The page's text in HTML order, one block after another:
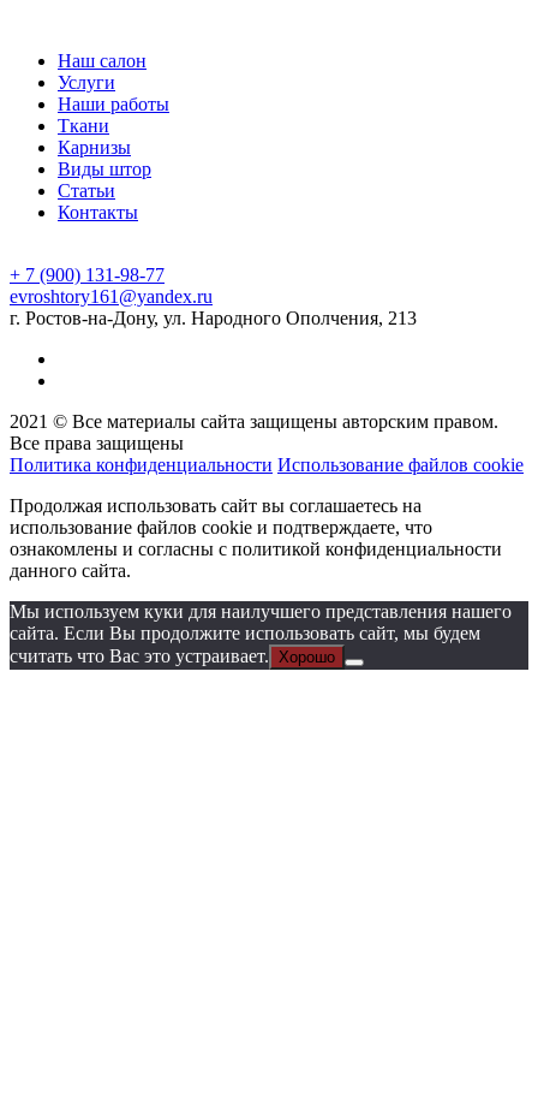
Наш салон
Услуги
Наши работы
Ткани
Карнизы
Виды штор
Статьи
Контакты
+ 7 (900) 131-98-77
evroshtory161@yandex.ru
г. Ростов-на-Дону, ул. Народного Ополчения, 213
2021 © Все материалы сайта защищены авторским правом.
Все права защищены
Политика конфиденциальности Использование файлов cookie
Продолжая использовать сайт вы соглашаетесь на
использование файлов cookie и подтверждаете, что
ознакомлены и согласны с политикой конфиденциальности
данного сайта.
Мы используем куки для наилучшего представления нашего
сайта. Если Вы продолжите использовать сайт, мы будем
считать что Вас это устраивает.
Хорошо